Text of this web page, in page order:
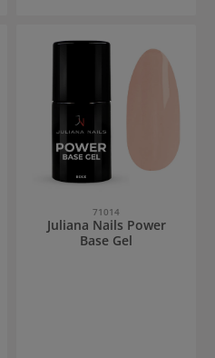
71014
Juliana Nails Power
Base Gel